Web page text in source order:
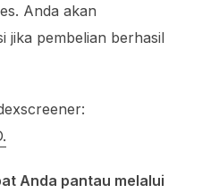
Anda akan
jika pembelian berhasil
Anda pantau melalui